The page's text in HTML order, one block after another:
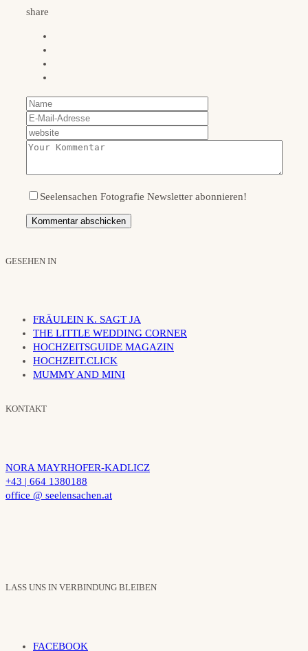
share
Seelensachen Fotografie Newsletter abonnieren!
GESEHEN IN
FRÄULEIN K. SAGT JA
THE LITTLE WEDDING CORNER
HOCHZEITSGUIDE MAGAZIN
HOCHZEIT.CLICK
MUMMY AND MINI
KONTAKT
NORA MAYRHOFER-KADLICZ
+43 | 664 1380188
office @ seelensachen.at
LASS UNS IN VERBINDUNG BLEIBEN
FACEBOOK